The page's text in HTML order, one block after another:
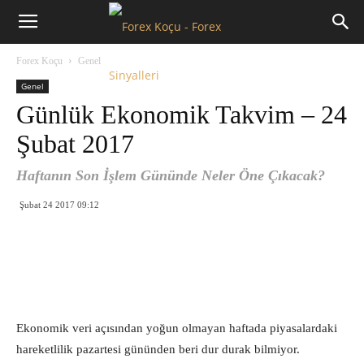
Forex
Forex Koçu Genel
Genel
Günlük Ekonomik Takvim – 24
Şubat 2017
Haftanın Son İşlem Gününde Neler Öne Çıkacak?
Şubat 24 2017 09:12
Ekonomik veri açısından yoğun olmayan haftada piyasalardaki
hareketlilik pazartesi gününden beri dur durak bilmiyor.